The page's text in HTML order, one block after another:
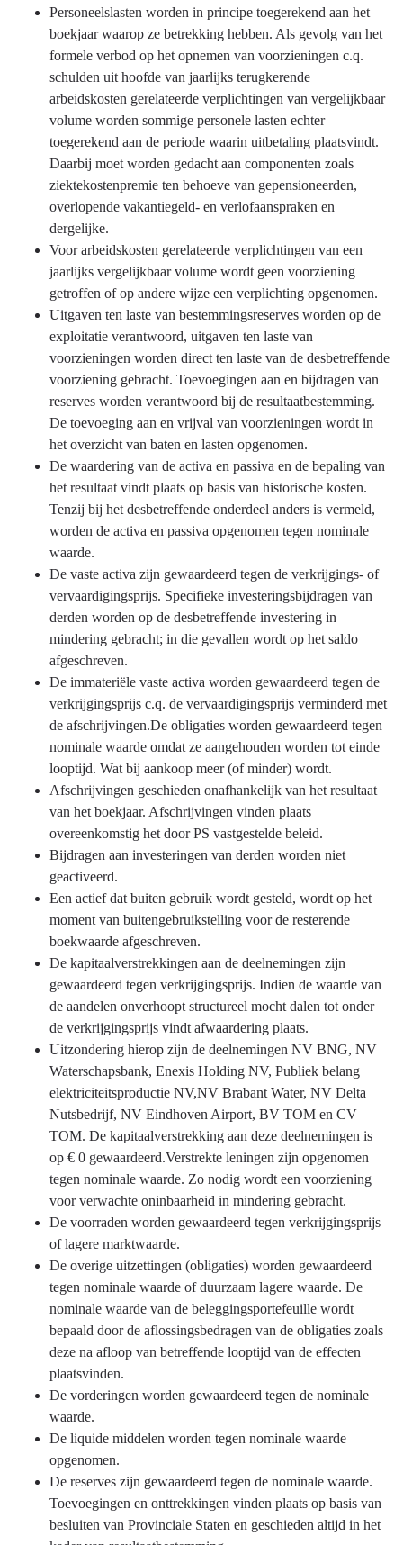
Personeelslasten worden in principe toegerekend aan het
boekjaar waarop ze betrekking hebben. Als gevolg van het
formele verbod op het opnemen van voorzieningen c.q.
schulden uit hoofde van jaarlijks terugkerende
arbeidskosten gerelateerde verplichtingen van vergelijkbaar
volume worden sommige personele lasten echter
toegerekend aan de periode waarin uitbetaling plaatsvindt.
Daarbij moet worden gedacht aan componenten zoals
ziektekostenpremie ten behoeve van gepensioneerden,
overlopende vakantiegeld- en verlofaanspraken en
dergelijke.
Voor arbeidskosten gerelateerde verplichtingen van een
jaarlijks vergelijkbaar volume wordt geen voorziening
getroffen of op andere wijze een verplichting opgenomen.
Uitgaven ten laste van bestemmingsreserves worden op de
exploitatie verantwoord, uitgaven ten laste van
voorzieningen worden direct ten laste van de desbetreffende
voorziening gebracht. Toevoegingen aan en bijdragen van
reserves worden verantwoord bij de resultaatbestemming.
De toevoeging aan en vrijval van voorzieningen wordt in
het overzicht van baten en lasten opgenomen.
De waardering van de activa en passiva en de bepaling van
het resultaat vindt plaats op basis van historische kosten.
Tenzij bij het desbetreffende onderdeel anders is vermeld,
worden de activa en passiva opgenomen tegen nominale
waarde.
De vaste activa zijn gewaardeerd tegen de verkrijgings- of
vervaardigingsprijs. Specifieke investeringsbijdragen van
derden worden op de desbetreffende investering in
mindering gebracht; in die gevallen wordt op het saldo
afgeschreven.
De immateriële vaste activa worden gewaardeerd tegen de
verkrijgingsprijs c.q. de vervaardigingsprijs verminderd met
de afschrijvingen.De obligaties worden gewaardeerd tegen
nominale waarde omdat ze aangehouden worden tot einde
looptijd. Wat bij aankoop meer (of minder) wordt.
Afschrijvingen geschieden onafhankelijk van het resultaat
van het boekjaar. Afschrijvingen vinden plaats
overeenkomstig het door PS vastgestelde beleid.
Bijdragen aan investeringen van derden worden niet
geactiveerd.
Een actief dat buiten gebruik wordt gesteld, wordt op het
moment van buitengebruikstelling voor de resterende
boekwaarde afgeschreven.
De kapitaalverstrekkingen aan de deelnemingen zijn
gewaardeerd tegen verkrijgingsprijs. Indien de waarde van
de aandelen onverhoopt structureel mocht dalen tot onder
de verkrijgingsprijs vindt afwaardering plaats.
Uitzondering hierop zijn de deelnemingen NV BNG, NV
Waterschapsbank, Enexis Holding NV, Publiek belang
elektriciteitsproductie NV,NV Brabant Water, NV Delta
Nutsbedrijf, NV Eindhoven Airport, BV TOM en CV
TOM. De kapitaalverstrekking aan deze deelnemingen is
op € 0 gewaardeerd.Verstrekte leningen zijn opgenomen
tegen nominale waarde. Zo nodig wordt een voorziening
voor verwachte oninbaarheid in mindering gebracht.
De voorraden worden gewaardeerd tegen verkrijgingsprijs
of lagere marktwaarde.
De overige uitzettingen (obligaties) worden gewaardeerd
tegen nominale waarde of duurzaam lagere waarde. De
nominale waarde van de beleggingsportefeuille wordt
bepaald door de aflossingsbedragen van de obligaties zoals
deze na afloop van betreffende looptijd van de effecten
plaatsvinden.
De vorderingen worden gewaardeerd tegen de nominale
waarde.
De liquide middelen worden tegen nominale waarde
opgenomen.
De reserves zijn gewaardeerd tegen de nominale waarde.
Toevoegingen en onttrekkingen vinden plaats op basis van
besluiten van Provinciale Staten en geschieden altijd in het